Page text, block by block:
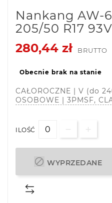
Nankang AW-6
205/50 R17 93V
280,44 zł
BRUTTO
Obecnie brak na stanie
CAŁOROCZNE | V (do
OSOBOWE | 3PMSF,
ILOŚĆ
 WYPRZEDANE